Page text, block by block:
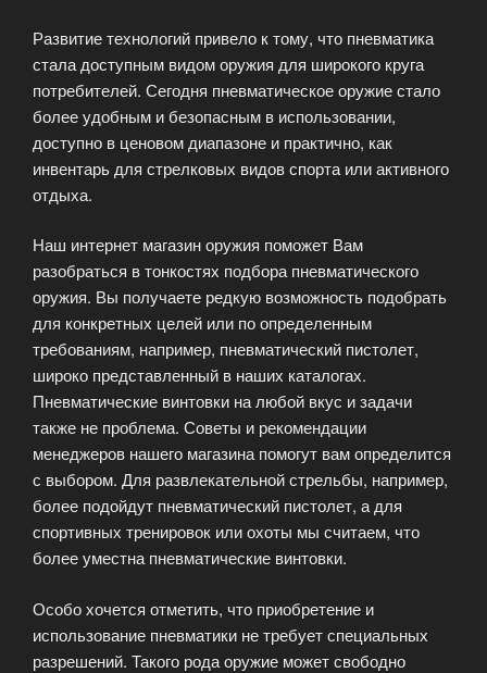
Развитие технологий привело к тому, что пневматика
стала доступным видом оружия для широкого круга
потребителей. Сегодня пневматическое оружие стало
более удобным и безопасным в использовании,
доступно в ценовом диапазоне и практично, как
инвентарь для стрелковых видов спорта или активного
отдыха.
Наш интернет магазин оружия поможет Вам
разобраться в тонкостях подбора пневматического
оружия. Вы получаете редкую возможность подобрать
для конкретных целей или по определенным
требованиям, например, пневматический пистолет,
широко представленный в наших каталогах.
Пневматические винтовки на любой вкус и задачи
также не проблема. Советы и рекомендации
менеджеров нашего магазина помогут вам определится
с выбором. Для развлекательной стрельбы, например,
более подойдут пневматический пистолет, а для
спортивных тренировок или охоты мы считаем, что
более уместна пневматические винтовки.
Особо хочется отметить, что приобретение и
использование пневматики не требует специальных
разрешений. Такого рода оружие может свободно